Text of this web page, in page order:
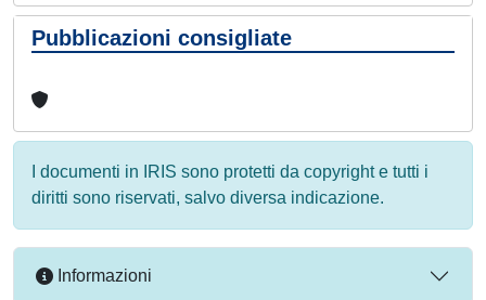
Pubblicazioni consigliate
I documenti in IRIS sono protetti da copyright e tutti i
diritti sono riservati, salvo diversa indicazione.
Informazioni